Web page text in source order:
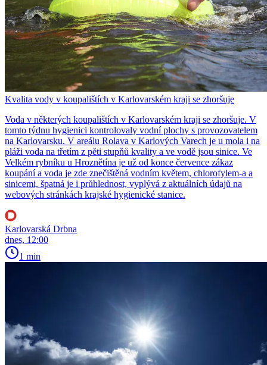
Kvalita vody v koupalištích v Karlovarském kraji se zhoršuje
Voda v některých koupalištích v Karlovarském kraji se zhoršuje. V
tomto týdnu hygienici kontrolovaly vodní plochy s provozovatelem
na Karlovarsku. V areálu Rolava v Karlových Varech je u mola i na
pláži voda na třetím z pěti stupňů kvality a ve vodě jsou sinice. Ve
Velkém rybníku u Hroznětína je už od konce července zákaz
koupání a voda je zde znečištěná vodním květem, chlorofylem-a a
sinicemi, špatná je i průhlednost, vyplývá z aktuálních údajů na
webových stránkách krajské hygienické stanice.
Karlovarská Drbna
dnes, 12:00
1 min